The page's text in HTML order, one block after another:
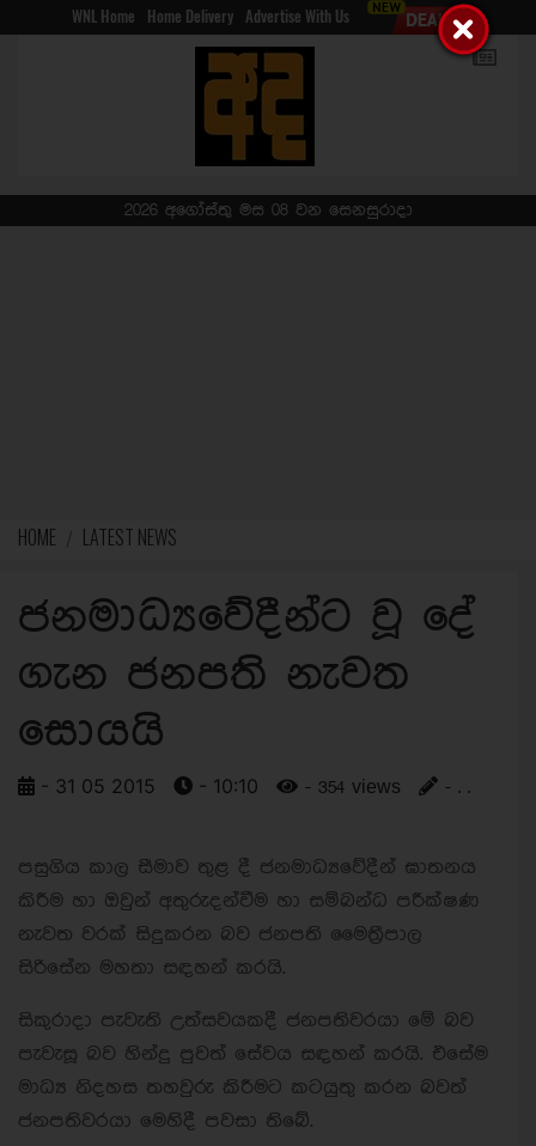
WNL Home Home Delivery Advertise With Us
2026 අගෝස්තු මස 08 වන සෙනසුරාදා
HOME LATEST NEWS
ජනමාධ්‍යවේදීන්ට වූ දේ
ගැන ජනපති නැවත
සොයයි
- 31 05 2015 - 10:10 - 354 views - . .
පසුගිය කාල සීමාව තුළ දී ජනමාධ්‍යවේදීන් ඝාතනය
කිරීම හා ඔවුන් අතුරුදන්වීම හා සම්බන්ධ පරීක්ෂණ
නැවත වරක් සිදුකරන බව ජනපති මෛත්‍රීපාල
සිරිසේන මහතා සඳහන් කරයි.
සිකුරාදා පැවැති උත්සවයකදී ජනපතිවරයා මේ බව
පැවැසූ බව හින්දු පුවත් සේවය සඳහන් කරයි. එසේම
මාධ්‍ය නිදහස තහවුරු කිරීමට කටයුතු කරන බවත්
ජනපතිවරයා මෙහිදී පවසා තිබේ.